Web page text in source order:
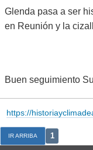
Glenda pasa a ser
en Reunión y la
Buen seguimiento
https://
IR ARRIBA 1